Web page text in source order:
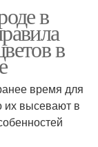
в
в
время для
их высевают в